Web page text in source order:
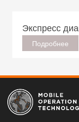
Экспресс
Подробнее